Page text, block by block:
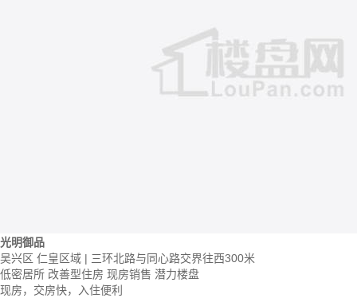
光明御品
吴兴区 仁皇区域 | 三环北路与同心路交界往西300米
低密居所 改善型住房 现房销售 潜力楼盘
现房，交房快，入住便利